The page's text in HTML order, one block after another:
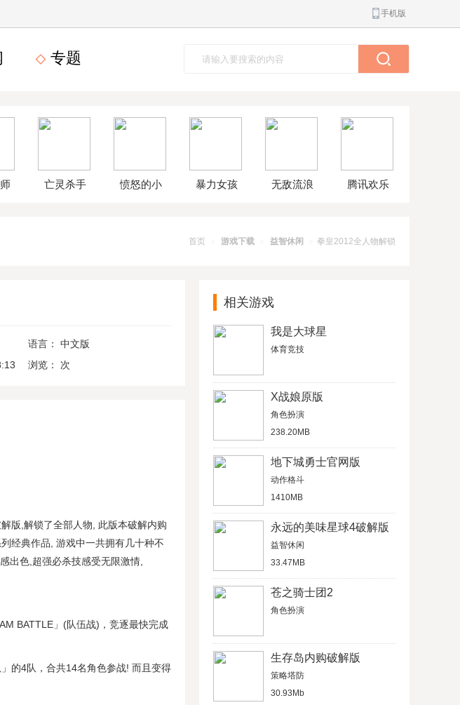
手机版
专题
亡灵杀手 愤怒的小 暴力女孩
化版
无敌流浪 腾讯欢乐
版
首页 > 游戏下载 > 益智休闲 > 拳皇2012全人物解锁
语言：
中文版
浏览： 次
版,解锁了全部人物, 此版本破解内购
经典作品, 游戏中一共拥有几十种不
出色,超强必杀技感受无限激情,
BATTLE」(队伍战)，竞逐最快完成
的4队，合共14名角色参战! 而且变得
相关游戏
我是大球星
体育竞技
X战娘原版
角色扮演
238.20MB
地下城勇士官网版
动作格斗
1410MB
永远的美味星球4破解版
益智休闲
33.47MB
苍之骑士团2
角色扮演
生存岛内购破解版
策略塔防
30.93Mb